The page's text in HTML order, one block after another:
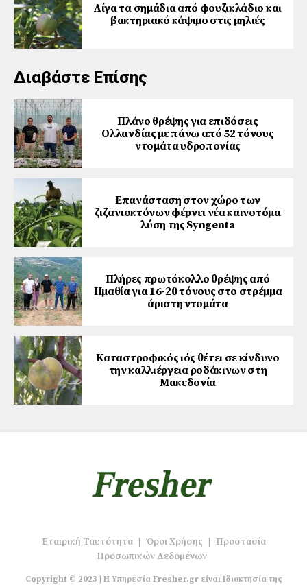
Λίγα τα σημάδια από φουζικλάδιο και
βακτηριακό κάψιμο στις μηλιές
Διαβάστε Επίσης
Πλάνο θρέψης για επιδόσεις
Ολλανδίας με πάνω από 52 τόνους
ντομάτα υδροπονίας
Επανάσταση στον χώρο των
ζιζανιοκτόνων φέρνει νέα καινοτόμα
λύση της Syngenta
Πλήρες πρωτόκολλο θρέψης από
Ημαθία για 16-20 τόνους στο στρέμμα
άριστη ντομάτα
Καταστροφικός ιός θέτει σε κίνδυνο
την καλλιέργεια ροδάκινων στη
Μακεδονία
Εταιρική Ταυτότητα | Όροι Χρήσης | Προστασία
Προσωπικών Δεδομένων
Copyright © 2023 | Η Υπηρεσία Fresher.gr είναι Ιδιοκτησία της